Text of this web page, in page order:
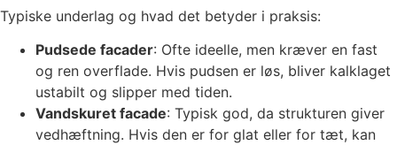
Typiske underlag og hvad det betyder i praksis:
Pudsede facader: Ofte ideelle, men kræver en fast
og ren overflade. Hvis pudsen er løs, bliver kalklaget
ustabilt og slipper med tiden.
Vandskuret facade: Typisk god, da strukturen giver
vedhæftning. Hvis den er for glat eller for tæt, kan